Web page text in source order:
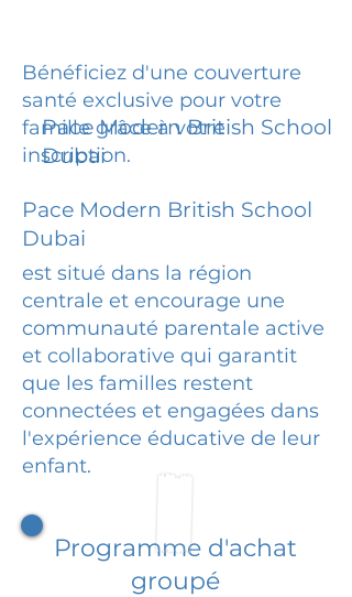
Bénéficiez d'une couverture
santé exclusive pour votre
famille grâce à votre
inscription.
Pace Modern British School
Dubai
Pace Modern British School
Dubai
est situé dans la région
centrale et encourage une
communauté parentale active
et collaborative qui garantit
que les familles restent
connectées et engagées dans
l'expérience éducative de leur
enfant.
Programme d'achat
groupé